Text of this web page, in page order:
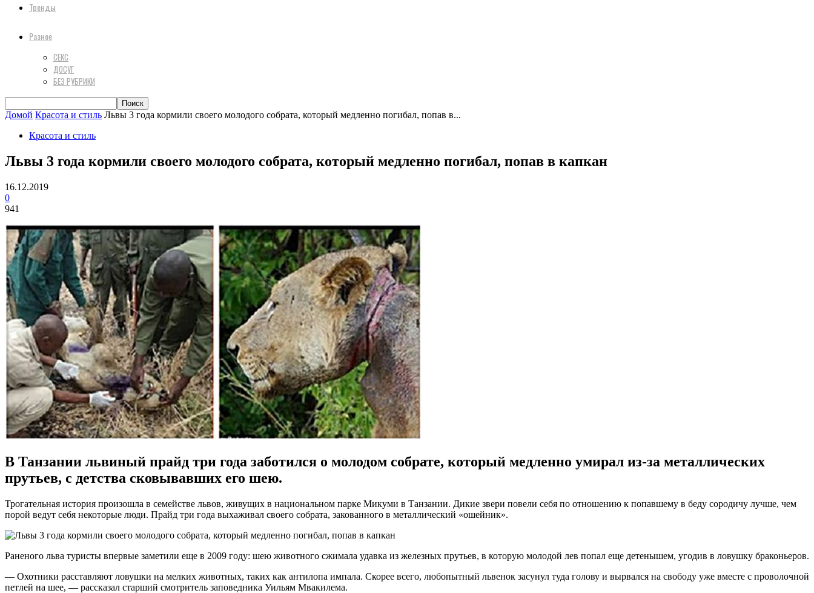
Тренды
Разное
СЕКС
ДОСУГ
БЕЗ РУБРИКИ
Домой Красота и стиль Львы 3 года кормили своего молодого собрата, который медленно погибал, попав в...
Красота и стиль
Львы 3 года кормили своего молодого собрата, который медленно погибал, попав в капкан
16.12.2019
0
941
В Танзании львиный прайд три года заботился о молодом собрате, который медленно умирал из-за металлических
прутьев, с детства сковывавших его шею.
Трогательная история произошла в семействе львов, живущих в национальном парке Микуми в Танзании. Дикие звери повели себя по отношению к попавшему в беду сородичу лучше, чем
порой ведут себя некоторые люди. Прайд три года выхаживал своего собрата, закованного в металлический «ошейник».
Раненого льва туристы впервые заметили еще в 2009 году: шею животного сжимала удавка из железных прутьев, в которую молодой лев попал еще детенышем, угодив в ловушку браконьеров.
— Охотники расставляют ловушки на мелких животных, таких как антилопа импала. Скорее всего, любопытный львенок засунул туда голову и вырвался на свободу уже вместе с проволочной
петлей на шее, — рассказал старший смотритель заповедника Уильям Мвакилема.